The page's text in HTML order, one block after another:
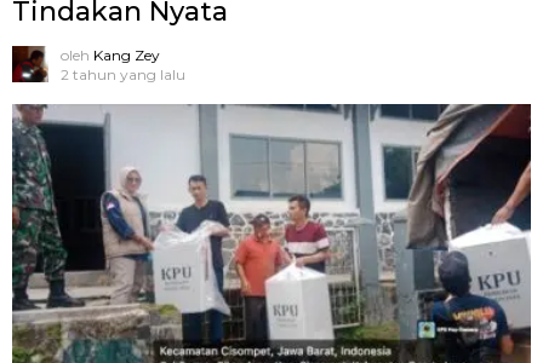
Tindakan Nyata
oleh Kang Zey
2 tahun yang lalu